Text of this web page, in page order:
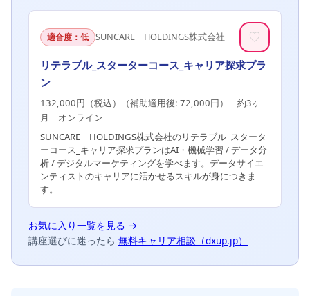
適合度：低 SUNCARE HOLDINGS株式会社 ♡
リテラブル_スターターコース_キャリア探求プラ
ン
132,000円（税込）（補助適用後: 72,000円） 約3ヶ
月 オンライン
SUNCARE HOLDINGS株式会社のリテラブル_スタータ
ーコース_キャリア探求プランはAI・機械学習 / データ分
析 / デジタルマーケティングを学べます。データサイエ
ンティストのキャリアに活かせるスキルが身につきま
す。
お気に入り一覧を見る →
講座選びに迷ったら 無料キャリア相談（dxup.jp）